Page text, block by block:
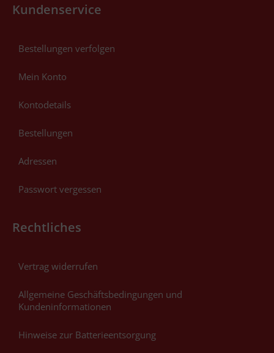
Kundenservice
Bestellungen verfolgen
Mein Konto
Kontodetails
Bestellungen
Adressen
Passwort vergessen
Rechtliches
Vertrag widerrufen
Allgemeine Geschäftsbedingungen und
Kundeninformationen
Hinweise zur Batterieentsorgung